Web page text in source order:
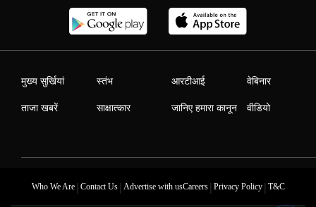
मुख्य सुर्खियां
ताजा खबरें
स्तंभ
साक्षात्कार
आरटीआई
जानिए हमारा कानून
वेबिनार
वीडियो
Who We Are| Contact Us| Advertise with usCareers| Privacy Policy| T&C